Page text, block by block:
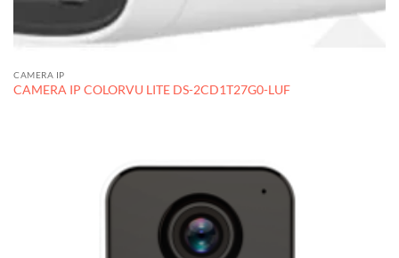
CAMERA IP
CAMERA IP COLORVU LITE DS-2CD1T27G0-LUF